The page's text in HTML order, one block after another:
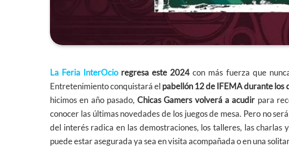
La Feria InterOcioregresa este 2024con más fuerza que
Entretenimiento conquistará el pabellón 12 de IFEMA durante los
hicimos en año pasado,Chicas Gamers volverá a acudir para
conocer las últimas novedades de los juegos de mesa. Pero no
del interés radica en las demostraciones, los talleres, las charlas
puede estar asegurada ya sea en visita acompañada o en una